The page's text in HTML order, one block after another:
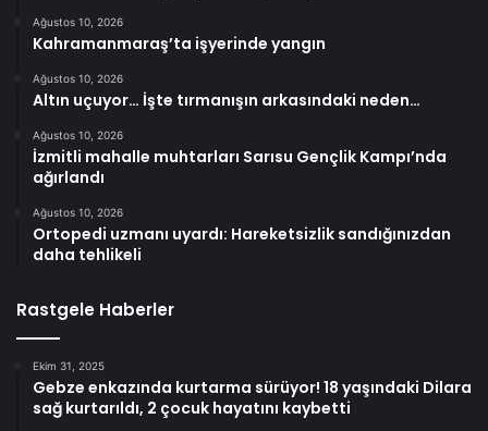
Ağustos 10, 2026
Kahramanmaraş’ta işyerinde yangın
Ağustos 10, 2026
Altın uçuyor… İşte tırmanışın arkasındaki neden…
Ağustos 10, 2026
İzmitli mahalle muhtarları Sarısu Gençlik Kampı’nda
ağırlandı
Ağustos 10, 2026
Ortopedi uzmanı uyardı: Hareketsizlik sandığınızdan
daha tehlikeli
Rastgele Haberler
Ekim 31, 2025
Gebze enkazında kurtarma sürüyor! 18 yaşındaki Dilara
sağ kurtarıldı, 2 çocuk hayatını kaybetti